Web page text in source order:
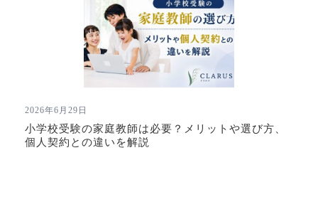
2026年6月29日
小学校受験の家庭教師は必要？メリットや選び方、
個人契約との違いを解説